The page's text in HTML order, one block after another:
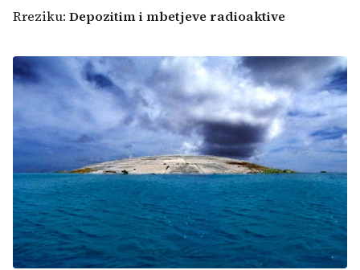
Rreziku: Depozitim i mbetjeve radioaktive